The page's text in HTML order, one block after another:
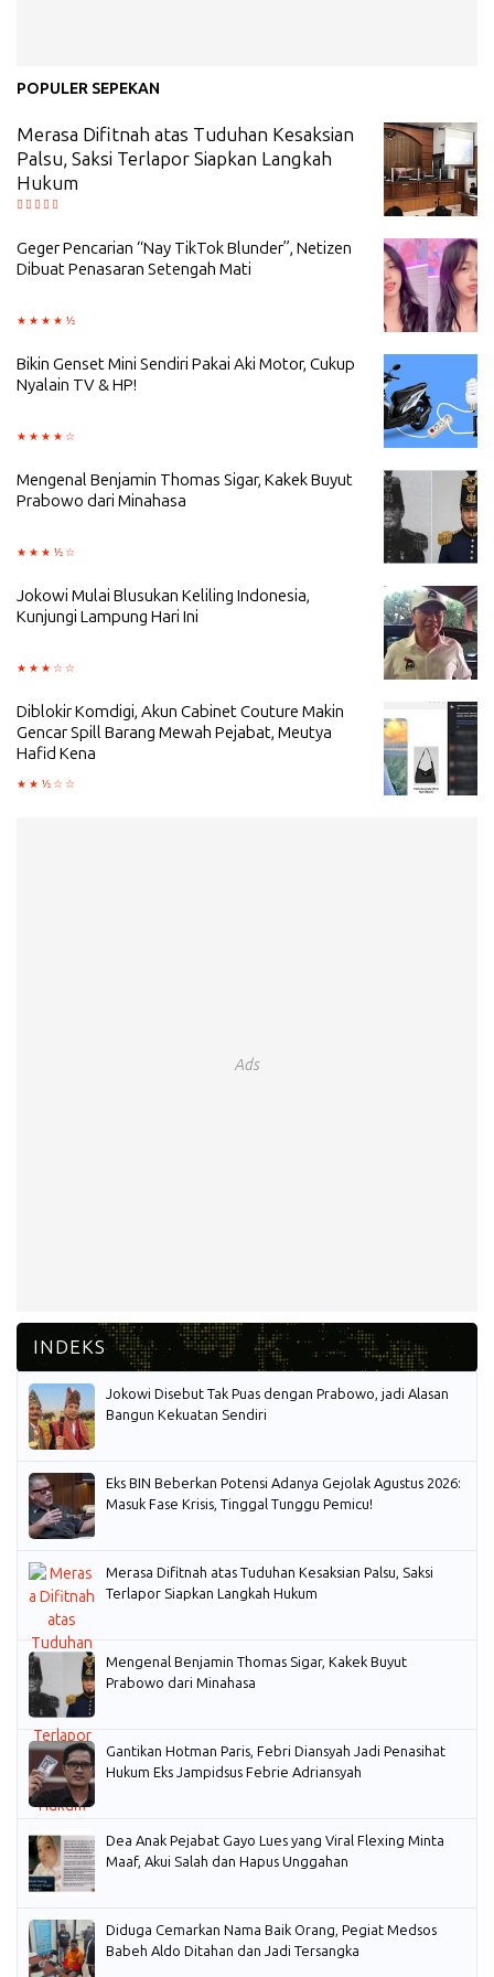
POPULER SEPEKAN
Merasa Difitnah atas Tuduhan Kesaksian
Palsu, Saksi Terlapor Siapkan Langkah
Hukum
Geger Pencarian “Nay TikTok Blunder”, Netizen
Dibuat Penasaran Setengah Mati
Bikin Genset Mini Sendiri Pakai Aki Motor, Cukup
Nyalain TV & HP!
Mengenal Benjamin Thomas Sigar, Kakek Buyut
Prabowo dari Minahasa
Jokowi Mulai Blusukan Keliling Indonesia,
Kunjungi Lampung Hari Ini
Diblokir Komdigi, Akun Cabinet Couture Makin
Gencar Spill Barang Mewah Pejabat, Meutya
Hafid Kena
Ads
Jokowi Disebut Tak Puas dengan Prabowo, jadi Alasan
Bangun Kekuatan Sendiri
Eks BIN Beberkan Potensi Adanya Gejolak Agustus 2026:
Masuk Fase Krisis, Tinggal Tunggu Pemicu!
Merasa Difitnah atas Tuduhan Kesaksian Palsu, Saksi
Terlapor Siapkan Langkah Hukum
Mengenal Benjamin Thomas Sigar, Kakek Buyut
Prabowo dari Minahasa
Gantikan Hotman Paris, Febri Diansyah Jadi Penasihat
Hukum Eks Jampidsus Febrie Adriansyah
Dea Anak Pejabat Gayo Lues yang Viral Flexing Minta
Maaf, Akui Salah dan Hapus Unggahan
Diduga Cemarkan Nama Baik Orang, Pegiat Medsos
Babeh Aldo Ditahan dan Jadi Tersangka